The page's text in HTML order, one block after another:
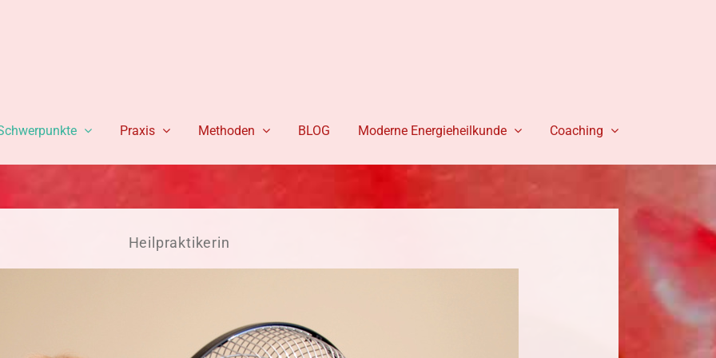
Praxis Methoden BLOG Moderne Energieheilkunde Coaching
Heilpraktikerin